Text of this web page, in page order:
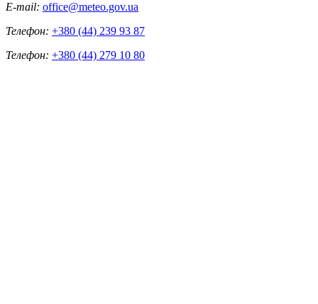
E-mail: office@meteo.gov.ua
Телефон: +380 (44) 239 93 87
Телефон: +380 (44) 279 10 80